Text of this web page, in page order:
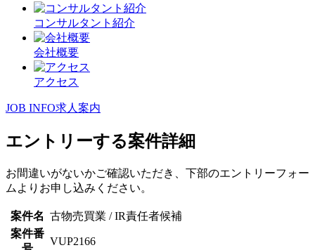
コンサルタント紹介
会社概要
アクセス
JOB INFO求人案内
エントリーする案件詳細
お間違いがないかご確認いただき、下部のエントリーフォー
ムよりお申し込みください。
案件名 古物売買業 / IR責任者候補
案件番
VUP2166